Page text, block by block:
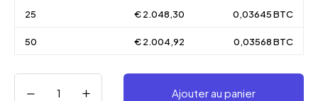
25 € 2.048,30 0,03645 BTC
50 € 2.004,92 0,03568 BTC
Ajouter au panier